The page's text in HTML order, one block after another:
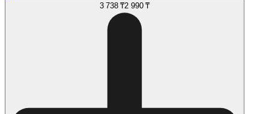
3 738 ₸2 990 ₸